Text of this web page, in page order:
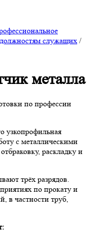
служащих /
металла
по профессии
узкопрофильная
с металлическими
раскладку и
трёх разрядов.
по прокату и
в частности труб,